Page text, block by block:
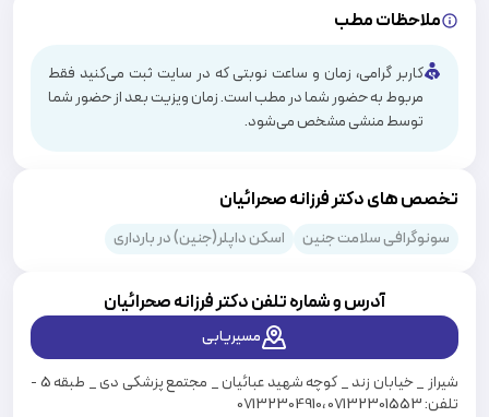
ملاحظات مطب
کاربر گرامی، زمان و ساعت نوبتی که در سایت ثبت می‌کنید فقط
مربوط به حضور شما در مطب است. زمان ویزیت بعد از حضور شما
توسط منشی مشخص می‌شود.
تخصص های دکتر فرزانه صحرائیان
سونوگرافی سلامت جنین اسکن داپلر(جنین) در بارداری
آدرس و شماره تلفن دکترفرزانه صحرائیان
مسیریابی
شیراز _ خیابان زند _ کوچه شهید عبائیان _ مجتمع پزشکی دی _ طبقه 5 -
تلفن: 07132301553 ،07132304910